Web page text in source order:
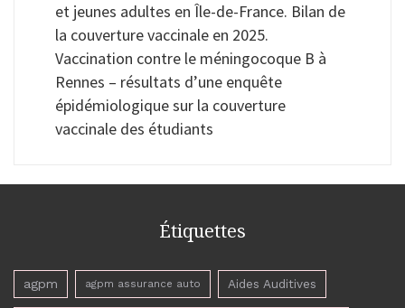
et jeunes adultes en Île-de-France. Bilan de
la couverture vaccinale en 2025.
Vaccination contre le méningocoque B à
Rennes – résultats d’une enquête
épidémiologique sur la couverture
vaccinale des étudiants
Étiquettes
agpm agpm assurance auto Aides Auditives